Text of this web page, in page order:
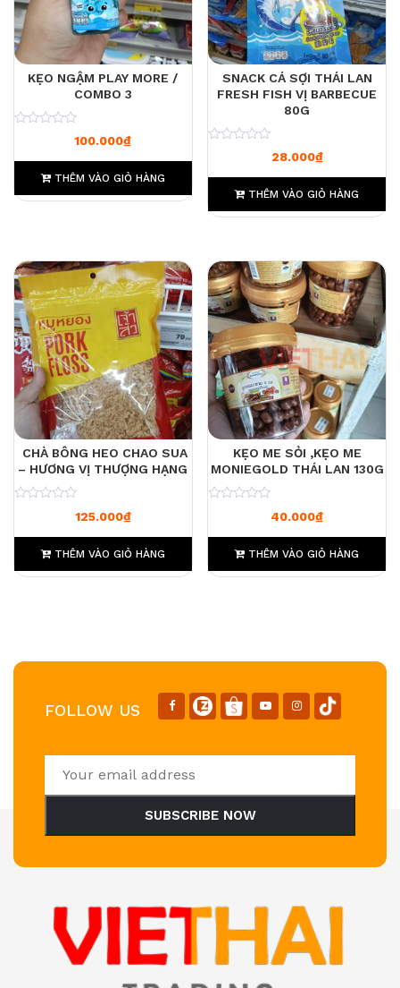
KẸO NGẬM PLAY MORE /
COMBO 3
100.000₫
THÊM VÀO GIỎ HÀNG
SNACK CÁ SỢI THÁI LAN
FRESH FISH VỊ BARBECUE
80G
28.000₫
THÊM VÀO GIỎ HÀNG
CHÀ BÔNG HEO CHAO SUA
– HƯƠNG VỊ THƯỢNG HẠNG
125.000₫
THÊM VÀO GIỎ HÀNG
KẸO ME SỎI ,KẸO ME
MONIEGOLD THÁI LAN 130G
40.000₫
THÊM VÀO GIỎ HÀNG
FOLLOW US
SUBSCRIBE NOW